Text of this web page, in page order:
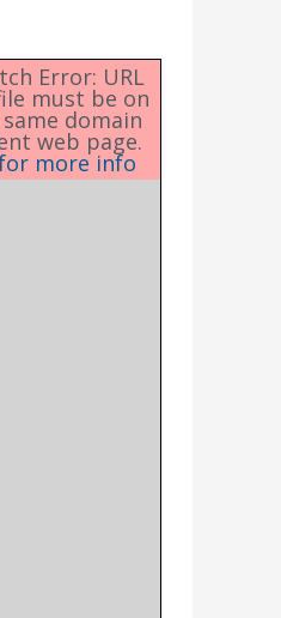
Error: URL
must be on
domain
web page.
more info